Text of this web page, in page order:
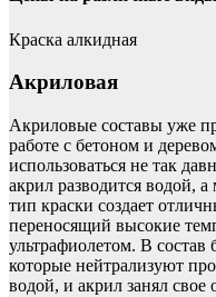
Краска алкидная
Акриловая
Акриловые составы уже
работе с бетоном и
использоваться не так
акрил разводится водой,
тип краски создает
переносящий высокие
ультрафиолетом. В
которые нейтрализуют
водой, и акрил занял свое